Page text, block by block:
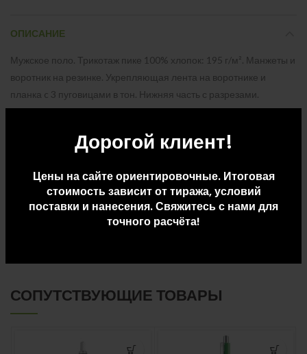
Дорогой клиент!
Цены на сайте ориентировочные. Итоговая
стоимость зависит от тиража, условий
поставки и нанесения. Свяжитесь с нами для
точного расчёта!
ОПИСАНИЕ
Мужское поло. Трикотаж пике 100% хлопок: 195 г/м². Манжеты и
воротник на резинке. Укрепляющая лента на воротнике и
планка c 3 пуговицами в тон. Нижняя часть с разрезами.
Запасная пуговица на внутреннем шве. Завернутый шов внизу
ДОПОЛНИТЕЛЬНАЯ ИНФОРМАЦИЯ
СОПУТСТВУЮЩИЕ ТОВАРЫ